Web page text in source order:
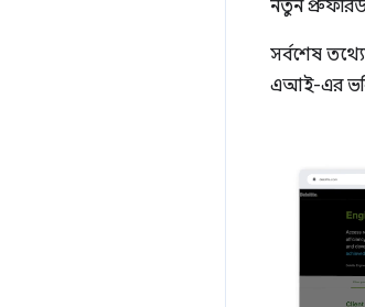
নতুন
সর্বশেষ
এআই-এর